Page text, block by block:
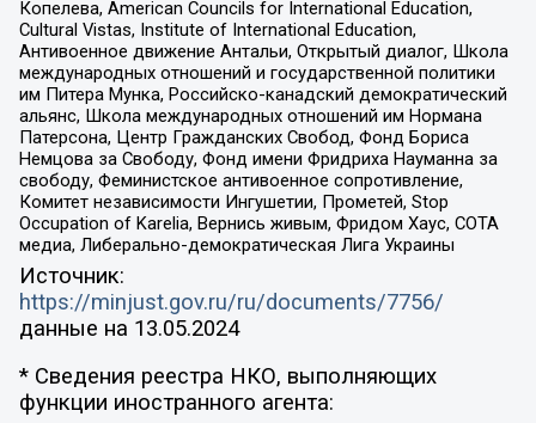
Копелева, American Councils for International Education,
Cultural Vistas, Institute of International Education,
Антивоенное движение Антальи, Открытый диалог, Школа
международных отношений и государственной политики
им Питера Мунка, Российско-канадский демократический
альянс, Школа международных отношений им Нормана
Патерсона, Центр Гражданских Свобод, Фонд Бориса
Немцова за Свободу, Фонд имени Фридриха Науманна за
свободу, Феминистское антивоенное сопротивление,
Комитет независимости Ингушетии, Прометей, Stop
Occupation of Karelia, Вернись живым, Фридом Хаус, СОТА
медиа, Либерально-демократическая Лига Украины
Источник:
https://minjust.gov.ru/ru/documents/7756/
данные на 13.05.2024
* Сведения реестра НКО, выполняющих
функции иностранного агента: